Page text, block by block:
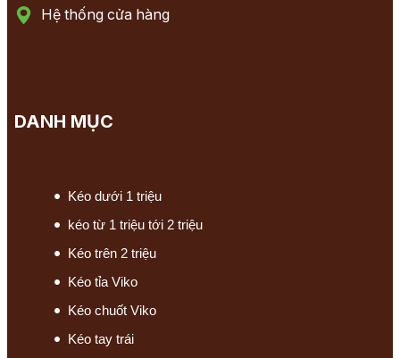
Hệ thống cửa hàng
DANH MỤC
Kéo dưới 1 triệu
kéo từ 1 triệu tới 2 triệu
Kéo trên 2 triệu
Kéo tỉa Viko
Kéo chuốt Viko
Kéo tay trái